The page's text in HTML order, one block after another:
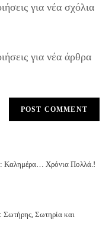
για νέα σχόλια
για νέα άρθρα
Καλημέρα… Χρόνια Πολλά.!
Σωτηρία και